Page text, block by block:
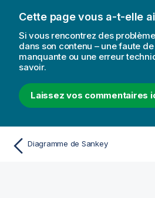
Cette page vous a-t-elle
Si vous rencontrez des
dans son contenu – une faute
manquante ou une erreur
savoir.
Laissez vos commentaires
Diagramme de Sankey